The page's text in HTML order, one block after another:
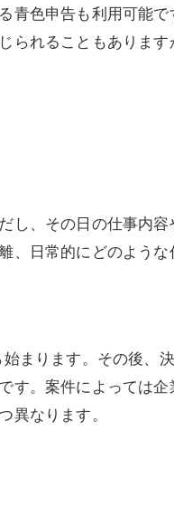
色申告も利用可能
れることもありま
、その日の仕事内
日常的にどのような
まります。その後、
。案件によっては
なります。